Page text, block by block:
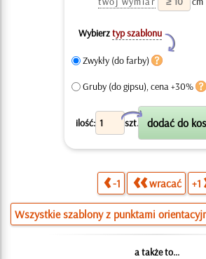
Wybierztyp szablonu
Y
Zwykły (do farby)
Gruby (do gipsu), cena +30%
ilość: szt.
X
-1 wracać +1
Wszystkie szablony z punktami
a także to...